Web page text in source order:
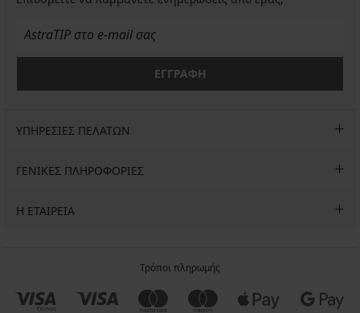
ΕΓΓΡΑΦΗ
ΥΠΗΡΕΣΙΕΣ ΠΕΛΑΤΩΝ
ΓΕΝΙΚΕΣ ΠΛΗΡΟΦΟΡΙΕΣ
Η ΕΤΑΙΡΕΙΑ
Τρόποι πληρωμής